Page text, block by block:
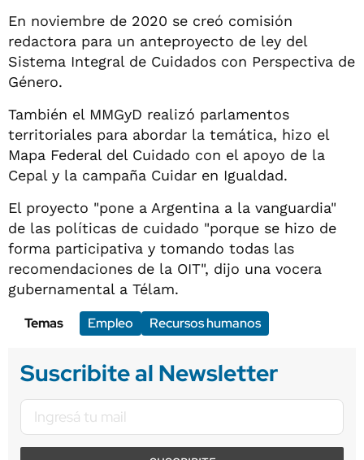
En noviembre de 2020 se creó comisión
redactora para un anteproyecto de ley del
Sistema Integral de Cuidados con Perspectiva de
Género.
También el MMGyD realizó parlamentos
territoriales para abordar la temática, hizo el
Mapa Federal del Cuidado con el apoyo de la
Cepal y la campaña Cuidar en Igualdad.
El proyecto "pone a Argentina a la vanguardia"
de las políticas de cuidado "porque se hizo de
forma participativa y tomando todas las
recomendaciones de la OIT", dijo una vocera
gubernamental a Télam.
Temas
Empleo Recursos humanos
Suscribite al Newsletter